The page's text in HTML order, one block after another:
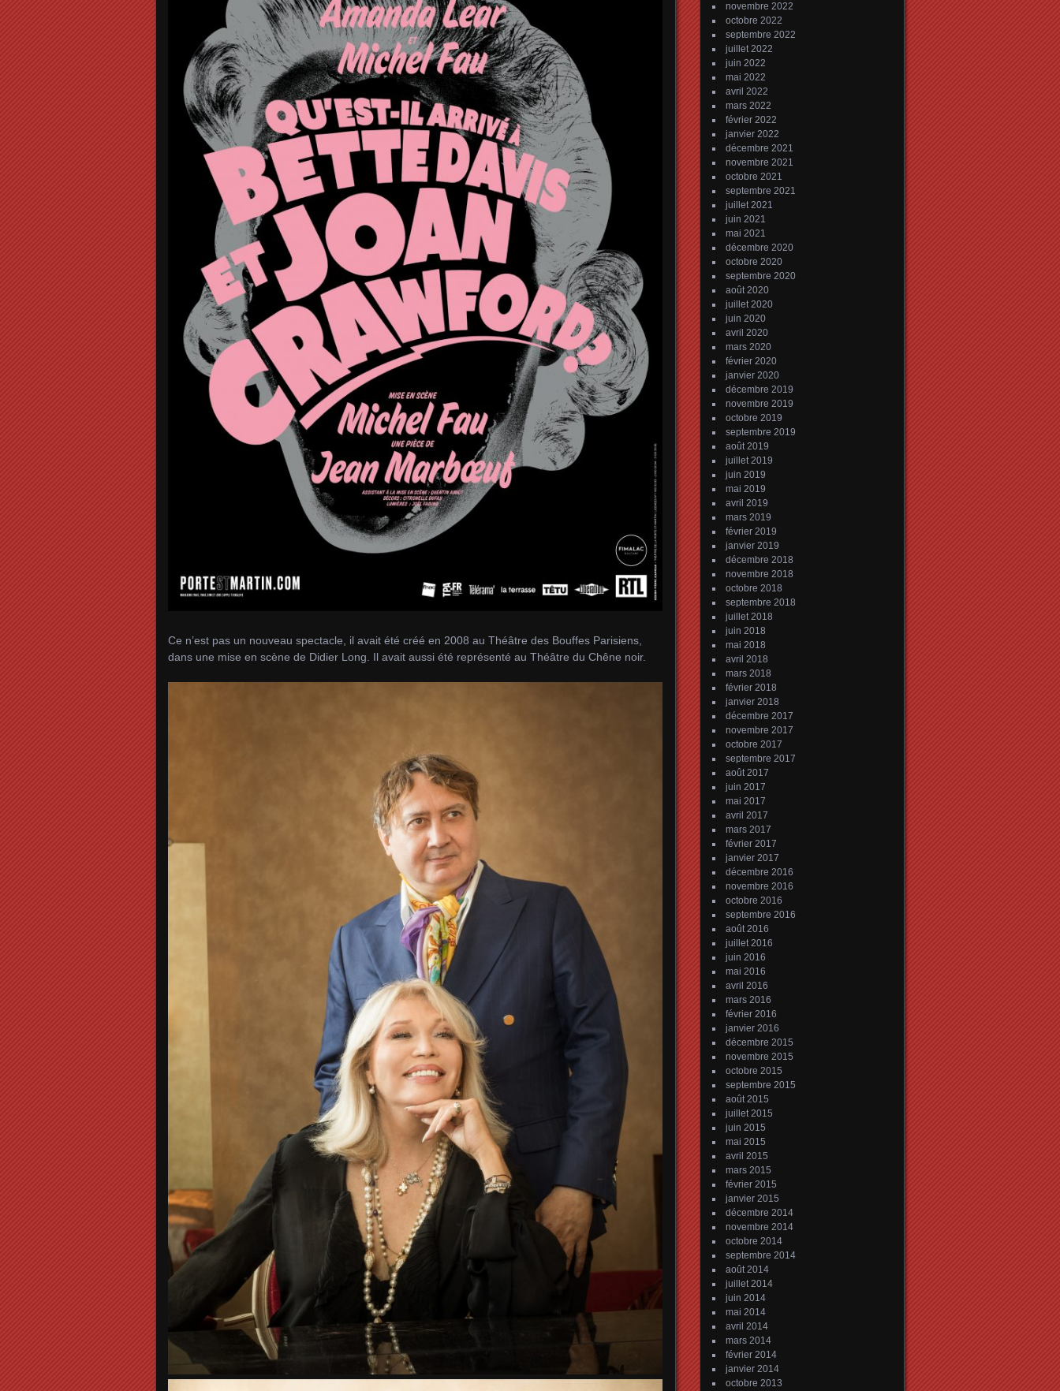
Ce n’est pas un nouveau spectacle, il avait été créé en 2008 au Théâtre des Bouffes Parisiens,
dans une mise en scène de Didier Long. Il avait aussi été représenté au Théâtre du Chêne noir.
novembre 2022
octobre 2022
septembre 2022
juillet 2022
juin 2022
mai 2022
avril 2022
mars 2022
février 2022
janvier 2022
décembre 2021
novembre 2021
octobre 2021
septembre 2021
juillet 2021
juin 2021
mai 2021
décembre 2020
octobre 2020
septembre 2020
août 2020
juillet 2020
juin 2020
avril 2020
mars 2020
février 2020
janvier 2020
décembre 2019
novembre 2019
octobre 2019
septembre 2019
août 2019
juillet 2019
juin 2019
mai 2019
avril 2019
mars 2019
février 2019
janvier 2019
décembre 2018
novembre 2018
octobre 2018
septembre 2018
juillet 2018
juin 2018
mai 2018
avril 2018
mars 2018
février 2018
janvier 2018
décembre 2017
novembre 2017
octobre 2017
septembre 2017
août 2017
juin 2017
mai 2017
avril 2017
mars 2017
février 2017
janvier 2017
décembre 2016
novembre 2016
octobre 2016
septembre 2016
août 2016
juillet 2016
juin 2016
mai 2016
avril 2016
mars 2016
février 2016
janvier 2016
décembre 2015
novembre 2015
octobre 2015
septembre 2015
août 2015
juillet 2015
juin 2015
mai 2015
avril 2015
mars 2015
février 2015
janvier 2015
décembre 2014
novembre 2014
octobre 2014
septembre 2014
août 2014
juillet 2014
juin 2014
mai 2014
avril 2014
mars 2014
février 2014
janvier 2014
octobre 2013